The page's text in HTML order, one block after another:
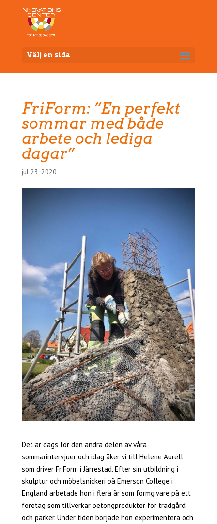
Välj en sida
FriForm: ”En perfekt
sommar med både
arbete och lediga
dagar”
jul 23, 2020
Det är dags för den andra delen av våra
sommarintervjuer och idag åker vi till Helene Aurell
som driver FriForm i Järrestad. Efter sin utbildning i
skulptur och möbelsnickeri på Emerson College i
England arbetade hon i flera år som formgivare på ett
företag som tillverkar betongprodukter för trädgård
och parker. Under tiden började hon experimentera och